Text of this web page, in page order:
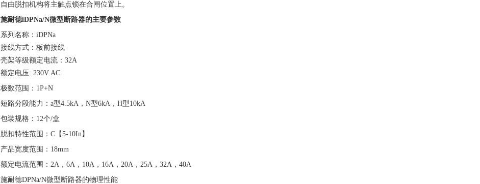
自由脱扣机构将主触点锁在合闸位置上。
施耐德iDPNa/N微型断路器的主要参数
系列名称：iDPNa
接线方式：板前接线
壳架等级额定电流：32A
额定电压: 230V AC
极数范围：1P+N
短路分段能力：a型4.5kA，N型6kA，H型10kA
包装规格：12个/盒
脱扣特性范围：C【5-10In】
产品宽度范围：18mm
额定电流范围：2A，6A，10A，16A，20A，25A，32A，40A
施耐德DPNa/N微型断路器的物理性能